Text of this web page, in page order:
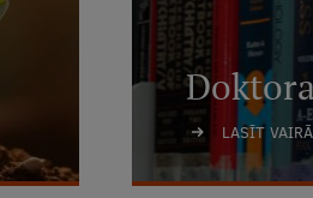
LASĪT